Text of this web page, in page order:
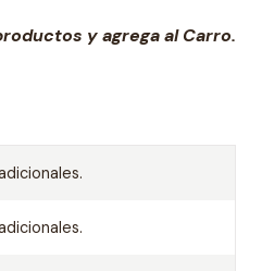
y agrega al Carro.